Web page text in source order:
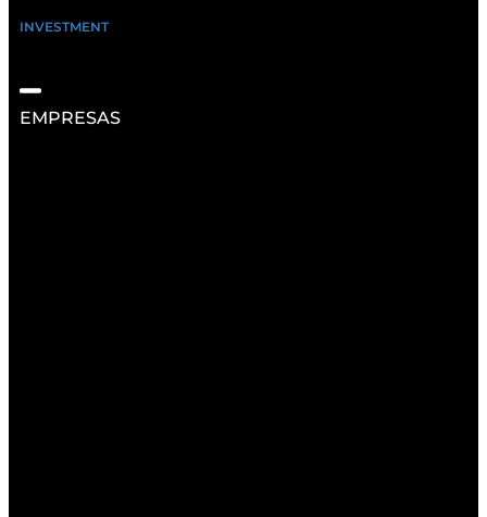
INVESTMENT
EMPRESAS